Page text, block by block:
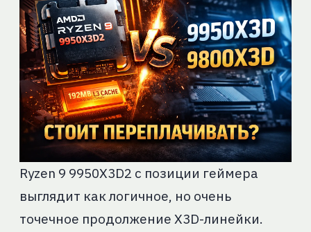
Ryzen 9 9950X3D2 с позиции геймера
выглядит как логичное, но очень
точечное продолжение X3D-линейки.